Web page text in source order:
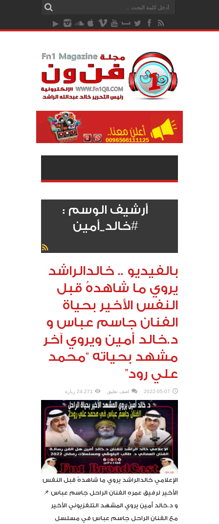
أرشيف الوسم :
#خالد_أمين
بالفيديو .. خالدالراشد
يروي ما شاهدهُ قبل
النفس الأخير بحياة
الفنان جاسم عباس و
د.خالد أمين ويروي آخر
مشهد بحياته “محمد
علي رود”
2022-05-07 اضف تعليق 24,271 زيارة
الإعلامي خالدالراشد يروي ما شاهدهُ قبل النفس
الأخير لرفيق عمرهِ الفنان الراحل جاسم عباس 📌
و د.خالد أمين يروي المشهد التلفزيوني الأخير
مع الفنان الراحل جاسم عباس في مسلسل